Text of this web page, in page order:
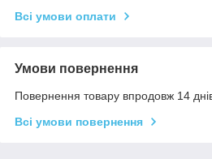
Всі умови оплати
Умови повернення
Повернення товару впродовж 14
Всі умови повернення